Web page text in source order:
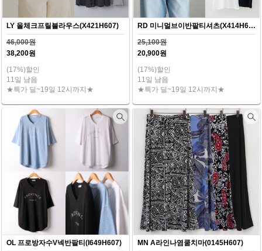
LY 올체크프릴블라우스(X421H607)
46,000원
38,200원
(17%)할인
11일 남음
★특가 딜~19일 12시까지★
RD 미니멀브이반팔티셔츠(X414H607)
25,100원
20,900원
(17%)할인
11일 남음
★특가 딜~19일 12시까지★
OL 프로방자수V넥반팔티(I649H607)
MN A라인나염쿨치마(0145H607)